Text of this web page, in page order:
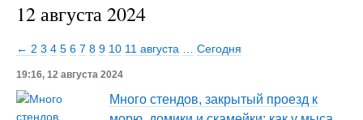
12 августа 2024
← 2 3 4 5 6 7 8 9 10 11 августа Сегодня
19:16, 12 августа 2024
Много стендов, закрытый проезд к